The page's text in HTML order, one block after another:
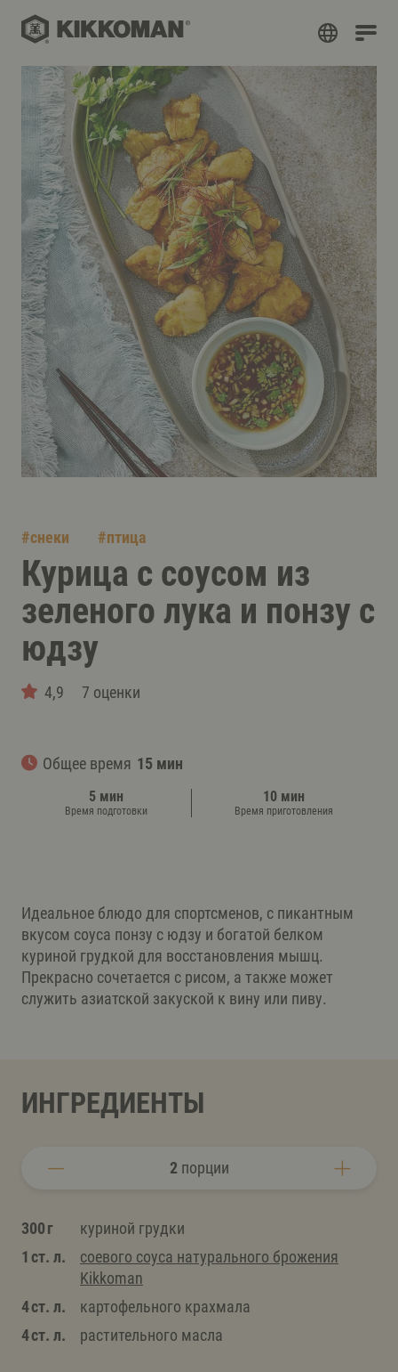
#снеки #птица
Курица с соусом из
зеленого лука и понзу с
юдзу
4,9 7 оценки
Общее время 15 мин
5 мин
Время подготовки
10 мин
Время приготовления
Идеальное блюдо для спортсменов, с пикантным
вкусом соуса понзу с юдзу и богатой белком
куриной грудкой для восстановления мышц.
Прекрасно сочетается с рисом, а также может
служить азиатской закуской к вину или пиву.
ИНГРЕДИЕНТЫ
2порции
300 г
куриной грудки
1 ст. л.
соевого соуса натурального брожения
Kikkoman
4 ст. л.
картофельного крахмала
4 ст. л.
растительного масла